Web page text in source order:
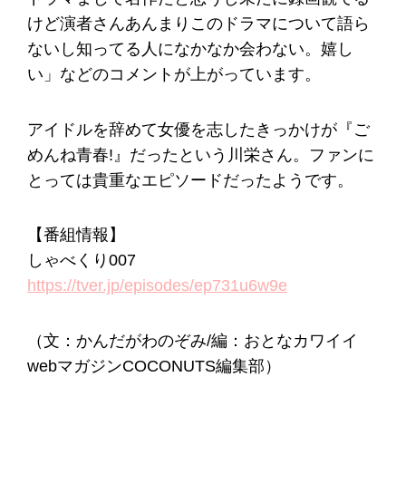
けど演者さんあんまりこのドラマについて語ら
ないし知ってる人になかなか会わない。嬉し
い」などのコメントが上がっています。
アイドルを辞めて女優を志したきっかけが『ご
めんね青春!』だったという川栄さん。ファンに
とっては貴重なエピソードだったようです。
【番組情報】
しゃべくり007
https://tver.jp/episodes/ep731u6w9e
（文：かんだがわのぞみ/編：おとなカワイイ
webマガジンCOCONUTS編集部）